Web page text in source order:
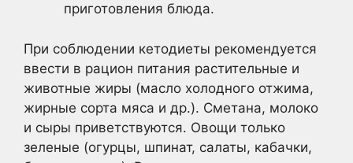
приготовления блюда.
При соблюдении кетодиеты рекомендуется
ввести в рацион питания растительные и
животные жиры (масло холодного отжима,
жирные сорта мяса и др.). Сметана, молоко
и сыры приветствуются. Овощи только
зеленые (огурцы, шпинат, салаты, кабачки,